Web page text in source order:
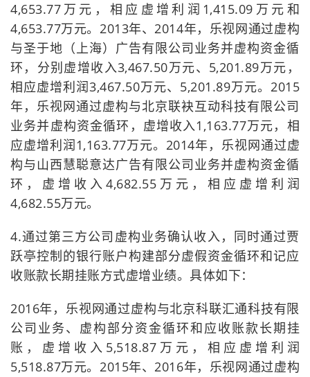
4,653.77万元，相应虚增利润1,415.09万元和
4,653.77万元。2013年、2014年，乐视网通过虚构
与圣于地（上海）广告有限公司业务并虚构资金循
环，分别虚增收入3,467.50万元、5,201.89万元，
相应虚增利润3,467.50万元、5,201.89万元。2015
年，乐视网通过虚构与北京联袂互动科技有限公司
业务并虚构资金循环，虚增收入1,163.77万元，相
应虚增利润1,163.77万元。2014年，乐视网通过虚
构与山西慧聪意达广告有限公司业务并虚构资金循
环，虚增收入4,682.55万元，相应虚增利润
4,682.55万元。
4.通过第三方公司虚构业务确认收入，同时通过贾
跃亭控制的银行账户构建部分虚假资金循环和记应
收账款长期挂账方式虚增业绩。具体如下：
2016年，乐视网通过虚构与北京科联汇通科技有限
公司业务、虚构部分资金循环和应收账款长期挂
账，虚增收入5,518.87万元，相应虚增利润
5,518.87万元。2015年、2016年，乐视网通过虚构